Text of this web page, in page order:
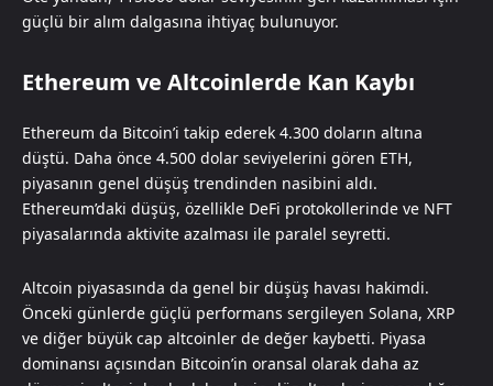
güçlü bir alım dalgasına ihtiyaç bulunuyor.
Ethereum ve Altcoinlerde Kan Kaybı
Ethereum da Bitcoin’i takip ederek 4.300 doların altına
düştü. Daha önce 4.500 dolar seviyelerini gören ETH,
piyasanın genel düşüş trendinden nasibini aldı.
Ethereum’daki düşüş, özellikle DeFi protokollerinde ve NFT
piyasalarında aktivite azalması ile paralel seyretti.
Altcoin piyasasında da genel bir düşüş havası hakimdi.
Önceki günlerde güçlü performans sergileyen Solana, XRP
ve diğer büyük cap altcoinler de değer kaybetti. Piyasa
dominansı açısından Bitcoin’in oransal olarak daha az